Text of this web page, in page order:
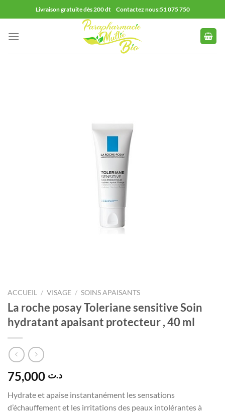
au
contenu
Livraison gratuite dès 200 dt Contactez nous:51 075 750
ACCUEIL / VISAGE / SOINS APAISANTS
La roche posay Toleriane sensitive Soin
hydratant apaisant protecteur , 40 ml
د.ت
Hydrate et apaise instantanément les sensations
d’échauffement et les irritations des peaux intolérantes à